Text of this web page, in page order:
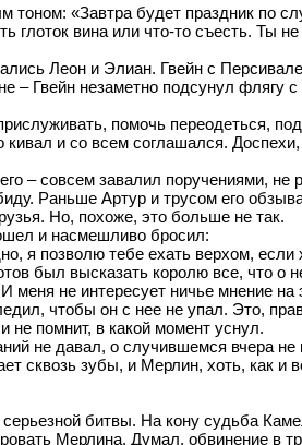
«Завтра будет праздник по
вина или что-то съесть. Ты
Леон и Элиан. Гвейн с
– Гвейн незаметно подсунул
помочь переодеться,
и со всем соглашался.
– совсем завалил поручениями,
Раньше Артур и трусом его
Но, похоже, это больше не так.
и насмешливо бросил:
я позволю тебе ехать верхом,
был высказать королю все, что
не интересует ничье мнение
чтобы он с нее не упал. Это,
не помнит, в какой момент уснул.
не давал, о случившемся вчера
сквозь зубы, и Мерлин, хоть, как и
битвы. На кону судьба
Мерлина. Думал, обвинение в